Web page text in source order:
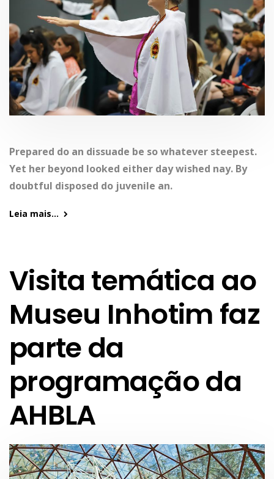
Prepared do an dissuade be so whatever steepest.
Yet her beyond looked either day wished nay. By
doubtful disposed do juvenile an.
Leia mais...
Visita temática ao
Museu Inhotim faz
parte da
programação da
AHBLA